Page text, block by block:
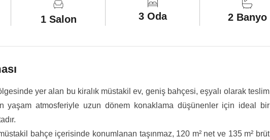
1 Salon 3 Oda 2 Banyo
yer alan bu kiralık müstakil ev, geniş bahçesi, eşyalı olarak teslim
yaşam atmosferiyle uzun dönem konaklama düşünenler için ideal bir
bahçe içerisinde konumlanan taşınmaz, 120 m² net ve 135 m² brüt